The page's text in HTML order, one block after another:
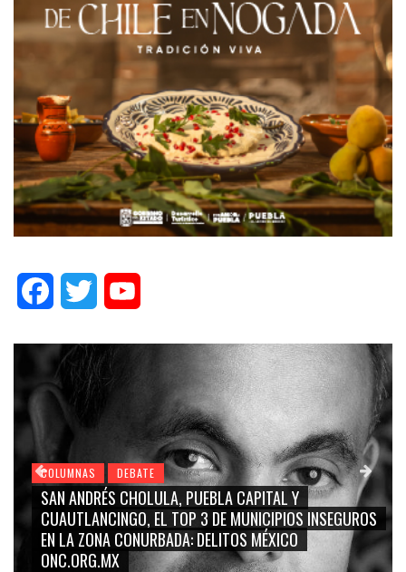
FacebookTwitter
CAPITAL Y
DE MUNICIPIOS INSEGUROS
MÉXICO
COLUMNAS DEBATE
GRACE PALOMARES, NAY
CARMEN SALINAS “LA
BLANCO, SILVIA PINAL: LA
RIDICULIZACIÓN DE LA